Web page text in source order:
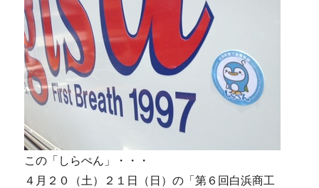
この「しらぺん」・・・
４月２０（土）２１日（日）の「第６回白浜商工